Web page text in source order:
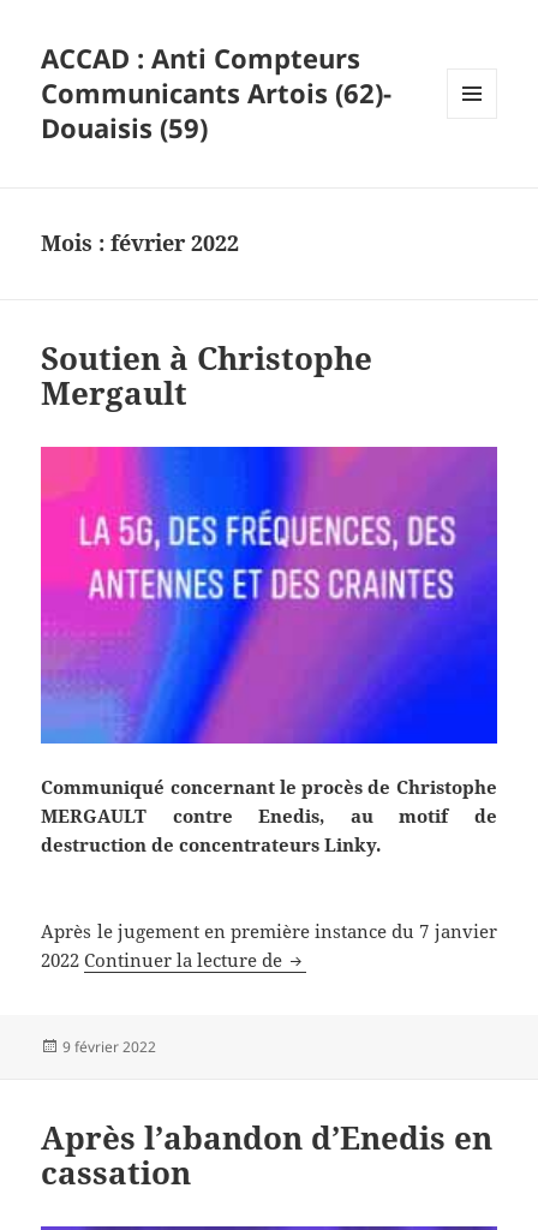
ACCAD : Anti Compteurs
Communicants Artois (62)-
Douaisis (59)
Mois :février 2022
Soutien à Christophe
Mergault
Communiqué concernant le procès de Christophe
MERGAULT contre Enedis, au motif de
destruction de concentrateurs Linky.
Après le jugement en première instance du 7 janvier
2022Continuer la lecture de Soutien à Christophe
Publié
9 février 2022
Après l’abandon d’Enedis en
cassation